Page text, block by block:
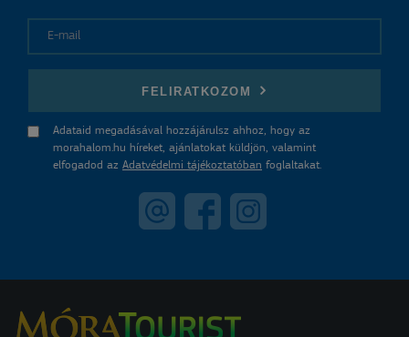
FELIRATKOZOM
Adataid megadásával hozzájárulsz ahhoz, hogy az
morahalom.hu híreket, ajánlatokat küldjön, valamint
elfogadod az Adatvédelmi tájékoztatóban foglaltakat.